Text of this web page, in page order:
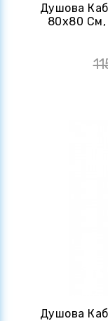
Душова
80x80 См,
Душова